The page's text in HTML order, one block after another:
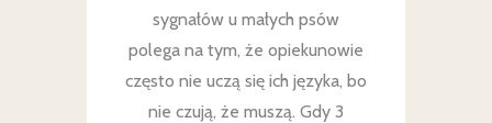
sygnałów u małych psów
polega na tym, że opiekunowie
często nie uczą się ich języka, bo
nie czują, że muszą. Gdy 3